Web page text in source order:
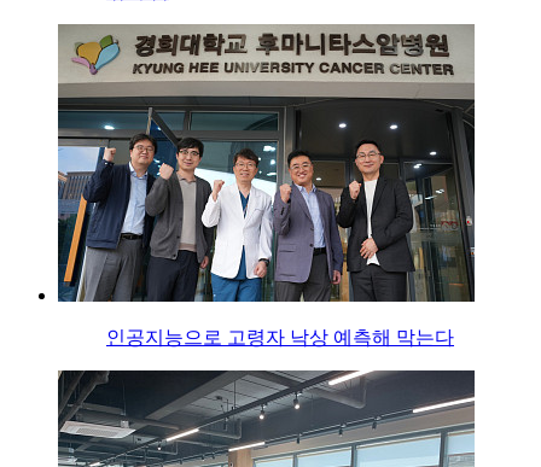
인공지능으로 고령자 낙상 예측해 막는다